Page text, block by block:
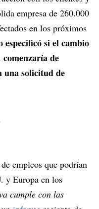
empresa de 260.000
en los próximos
especificó si el cambio
de
una solicitud de
empleos que podrían
y Europa en los
cumple con las